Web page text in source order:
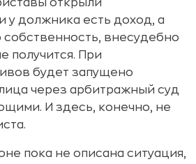
открыли
у должника есть доход, а
собственность, внесудебно
получится. При
будет запущено
через арбитражный суд
И здесь, конечно, не
пока не описана ситуация,